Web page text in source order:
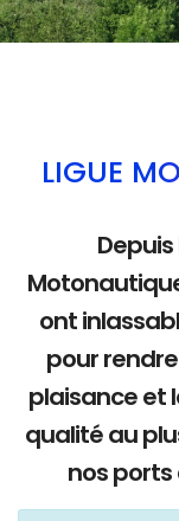
LIGUE
ont
pour
plaisance et
qualité au
nos ports